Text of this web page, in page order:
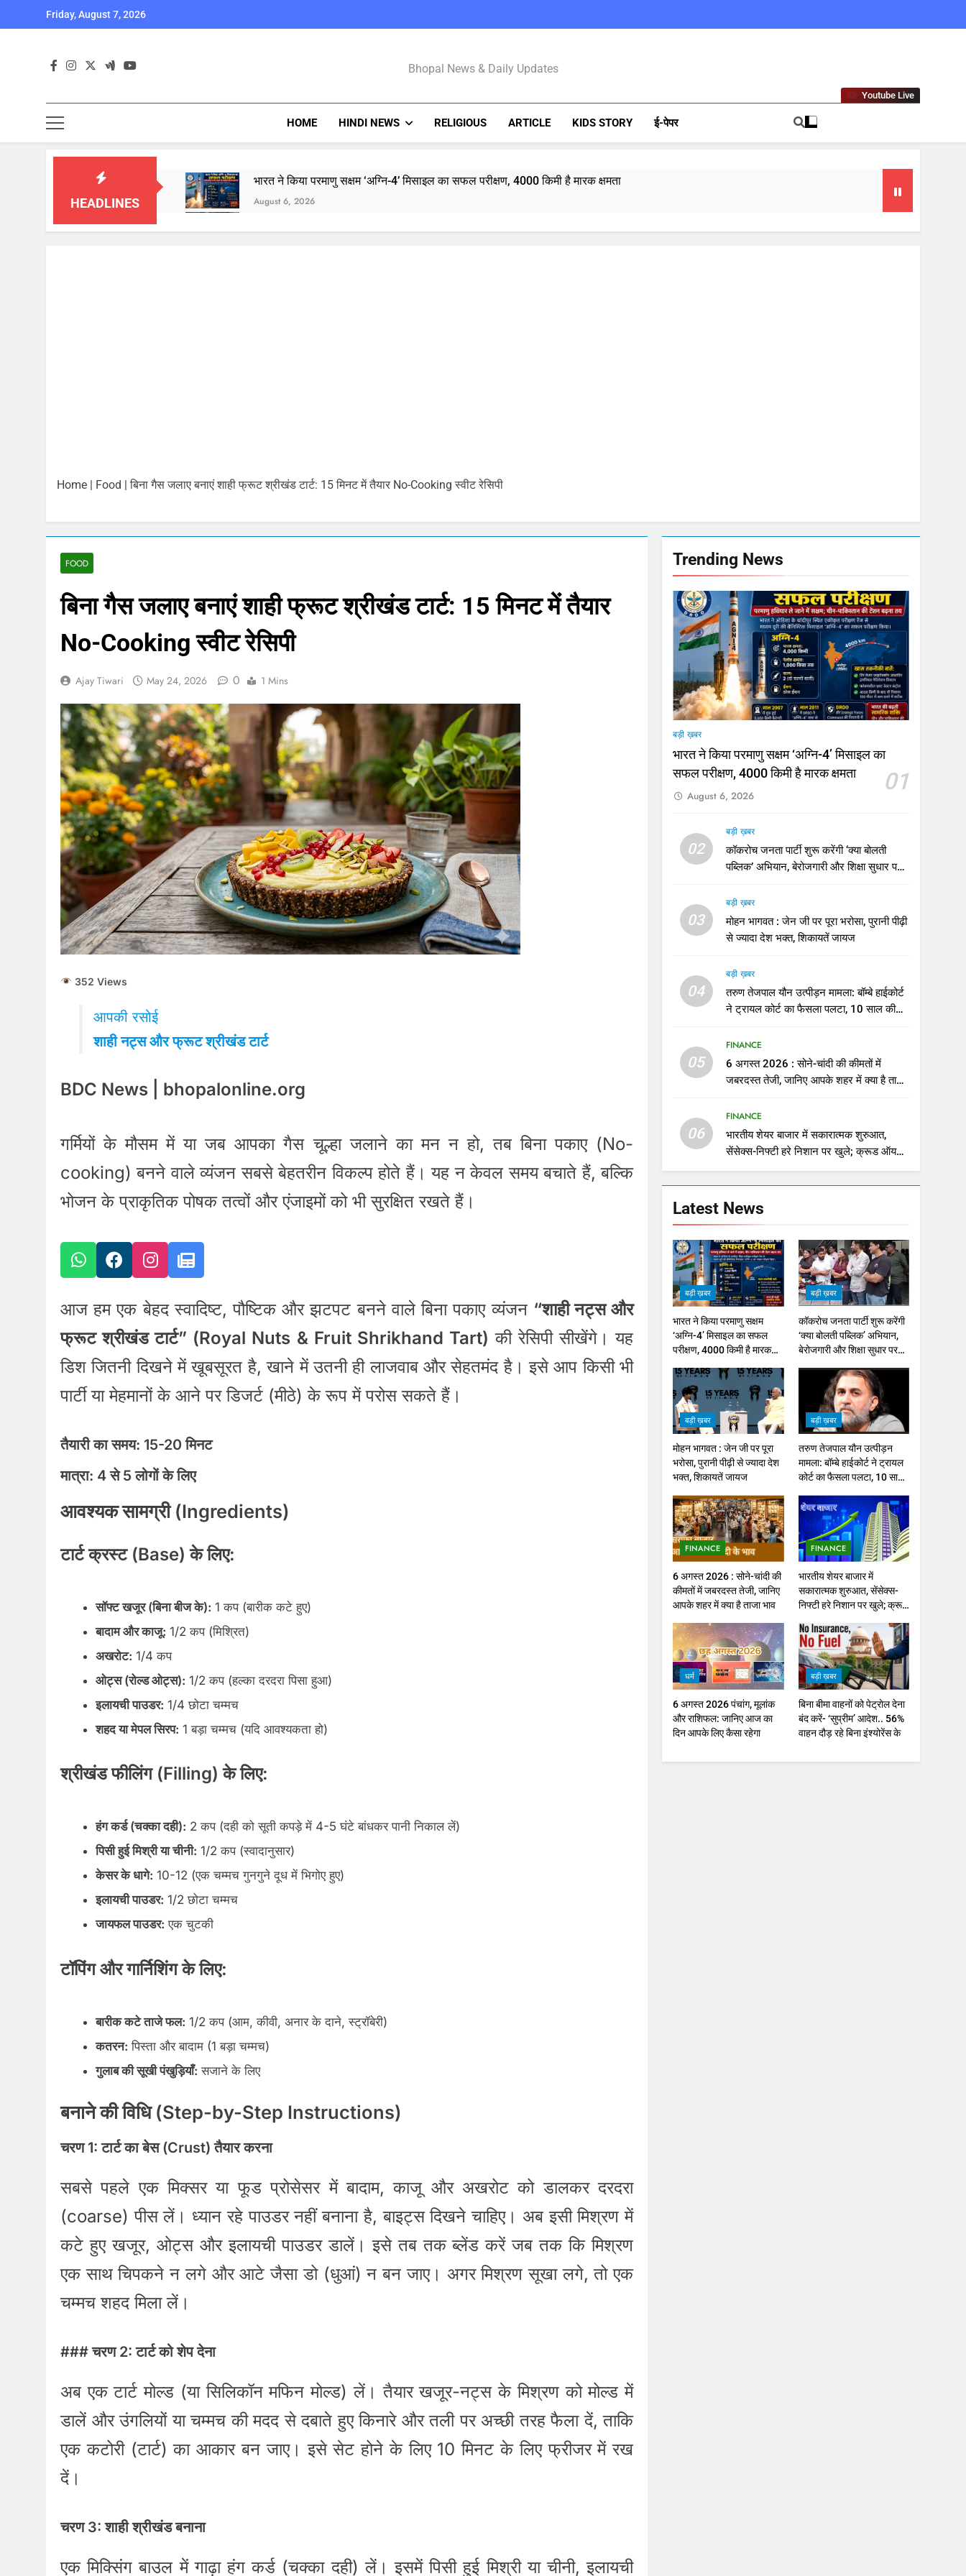
Friday, August 7, 2026
Bhopal Latest News In Hindi
Bhopal News & Daily Updates
Youtube Live
HOME HINDI NEWS RELIGIOUS ARTICLE KIDS STORY ई-पेपर
HEADLINES
भारत ने किया परमाणु सक्षम ‘अग्नि-4’ मिसाइल का सफल परीक्षण, 4000 किमी है मारक क्षमता
August 6, 2026
August 5, 2026
Share Market Update Today: सेंसेक्स 500 अंक उछला, निफ्टी 24,600 के पार, रुपया भी मजबूत
Home | Food |बिना गैस जलाए बनाएं शाही फ्रूट श्रीखंड टार्ट: 15 मिनट में तैयार No-Cooking स्वीट रेसिपी
FOOD
बिना गैस जलाए बनाएं शाही फ्रूट श्रीखंड टार्ट: 15 मिनट में तैयार
No-Cooking स्वीट रेसिपी
Ajay Tiwari May 24, 2026 0 1 Mins
352 Views
आपकी रसोई
शाही नट्स और फ्रूट श्रीखंड टार्ट
BDC News | bhopalonline.org
गर्मियों के मौसम में या जब आपका गैस चूल्हा जलाने का मन न हो, तब बिना पकाए (No-
cooking) बनने वाले व्यंजन सबसे बेहतरीन विकल्प होते हैं। यह न केवल समय बचाते हैं, बल्कि
भोजन के प्राकृतिक पोषक तत्वों और एंजाइमों को भी सुरक्षित रखते हैं।
आज हम एक बेहद स्वादिष्ट, पौष्टिक और झटपट बनने वाले बिना पकाए व्यंजन “शाही नट्स और
फ्रूट श्रीखंड टार्ट” (Royal Nuts & Fruit Shrikhand Tart) की रेसिपी सीखेंगे। यह
डिश जितनी दिखने में खूबसूरत है, खाने में उतनी ही लाजवाब और सेहतमंद है। इसे आप किसी भी
पार्टी या मेहमानों के आने पर डिजर्ट (मीठे) के रूप में परोस सकते हैं।
तैयारी का समय: 15-20 मिनट
मात्रा: 4 से 5 लोगों के लिए
आवश्यक सामग्री (Ingredients)
टार्ट क्रस्ट (Base) के लिए:
सॉफ्ट खजूर (बिना बीज के): 1 कप (बारीक कटे हुए)
बादाम और काजू: 1/2 कप (मिश्रित)
अखरोट: 1/4 कप
ओट्स (रोल्ड ओट्स): 1/2 कप (हल्का दरदरा पिसा हुआ)
इलायची पाउडर: 1/4 छोटा चम्मच
शहद या मेपल सिरप: 1 बड़ा चम्मच (यदि आवश्यकता हो)
श्रीखंड फीलिंग (Filling) के लिए:
हंग कर्ड (चक्का दही): 2 कप (दही को सूती कपड़े में 4-5 घंटे बांधकर पानी निकाल लें)
पिसी हुई मिश्री या चीनी: 1/2 कप (स्वादानुसार)
केसर के धागे: 10-12 (एक चम्मच गुनगुने दूध में भिगोए हुए)
इलायची पाउडर: 1/2 छोटा चम्मच
जायफल पाउडर: एक चुटकी
टॉपिंग और गार्निशिंग के लिए:
बारीक कटे ताजे फल: 1/2 कप (आम, कीवी, अनार के दाने, स्ट्रॉबेरी)
कतरन: पिस्ता और बादाम (1 बड़ा चम्मच)
गुलाब की सूखी पंखुड़ियाँ: सजाने के लिए
बनाने की विधि (Step-by-Step Instructions)
चरण 1: टार्ट का बेस (Crust) तैयार करना
सबसे पहले एक मिक्सर या फूड प्रोसेसर में बादाम, काजू और अखरोट को डालकर दरदरा
(coarse) पीस लें। ध्यान रहे पाउडर नहीं बनाना है, बाइट्स दिखने चाहिए। अब इसी मिश्रण में
कटे हुए खजूर, ओट्स और इलायची पाउडर डालें। इसे तब तक ब्लेंड करें जब तक कि मिश्रण
एक साथ चिपकने न लगे और आटे जैसा डो (धुआं) न बन जाए। अगर मिश्रण सूखा लगे, तो एक
चम्मच शहद मिला लें।
### चरण 2: टार्ट को शेप देना
अब एक टार्ट मोल्ड (या सिलिकॉन मफिन मोल्ड) लें। तैयार खजूर-नट्स के मिश्रण को मोल्ड में
डालें और उंगलियों या चम्मच की मदद से दबाते हुए किनारे और तली पर अच्छी तरह फैला दें, ताकि
एक कटोरी (टार्ट) का आकार बन जाए। इसे सेट होने के लिए 10 मिनट के लिए फ्रीजर में रख
दें।
चरण 3: शाही श्रीखंड बनाना
एक मिक्सिंग बाउल में गाढ़ा हंग कर्ड (चक्का दही) लें। इसमें पिसी हुई मिश्री या चीनी, इलायची
Trending News
बड़ी ख़बर
भारत ने किया परमाणु सक्षम ‘अग्नि-4’ मिसाइल का
सफल परीक्षण, 4000 किमी है मारक क्षमता
01
August 6, 2026
02
बड़ी ख़बर
कॉकरोच जनता पार्टी शुरू करेंगी ‘क्या बोलती
पब्लिक’ अभियान, बेरोजगारी और शिक्षा सुधार पर
03
बड़ी ख़बर
मोहन भागवत : जेन जी पर पूरा भरोसा, पुरानी पीढ़ी
से ज्यादा देश भक्त, शिकायतें जायज
04
बड़ी ख़बर
तरुण तेजपाल यौन उत्पीड़न मामला: बॉम्बे हाईकोर्ट
ने ट्रायल कोर्ट का फैसला पलटा, 10 साल की
05
FINANCE
6 अगस्त 2026 : सोने-चांदी की कीमतों में
जबरदस्त तेजी, जानिए आपके शहर में क्या है ताजा
06
FINANCE
भारतीय शेयर बाजार में सकारात्मक शुरुआत,
सेंसेक्स-निफ्टी हरे निशान पर खुले; क्रूड ऑयल
में नरमी
Latest News
बड़ी ख़बर
भारत ने किया परमाणु सक्षम
‘अग्नि-4’ मिसाइल का सफल
परीक्षण, 4000 किमी है मारक
बड़ी ख़बर
कॉकरोच जनता पार्टी शुरू करेंगी
‘क्या बोलती पब्लिक’ अभियान,
बेरोजगारी और शिक्षा सुधार पर
बड़ी ख़बर
मोहन भागवत : जेन जी पर पूरा
भरोसा, पुरानी पीढ़ी से ज्यादा देश
भक्त, शिकायतें जायज
बड़ी ख़बर
तरुण तेजपाल यौन उत्पीड़न
मामला: बॉम्बे हाईकोर्ट ने ट्रायल
कोर्ट का फैसला पलटा, 10 साल
FINANCE
6 अगस्त 2026 : सोने-चांदी की
कीमतों में जबरदस्त तेजी, जानिए
आपके शहर में क्या है ताजा भाव
FINANCE
भारतीय शेयर बाजार में
सकारात्मक शुरुआत, सेंसेक्स-
निफ्टी हरे निशान पर खुले; क्रूड
धर्म
6 अगस्त 2026 पंचांग, मूलांक
और राशिफल: जानिए आज का
दिन आपके लिए कैसा रहेगा
बड़ी ख़बर
बिना बीमा वाहनों को पेट्राेल देना
बंद करें- ‘सुप्रीम’ आदेश.. 56%
वाहन दौड़ रहे बिना इंश्योरेंस के